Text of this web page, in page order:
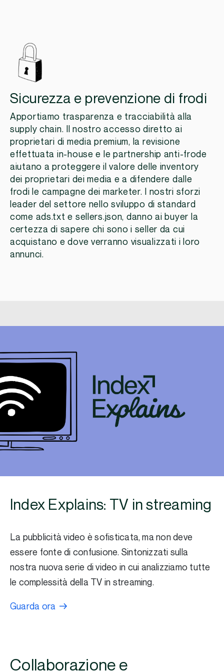
Sicurezza e prevenzione di frodi
Apportiamo trasparenza e tracciabilità alla
supply chain. Il nostro accesso diretto ai
proprietari di media premium, la revisione
effettuata in-house e le partnership anti-frode
aiutano a proteggere il valore delle inventory
dei proprietari dei media e a difendere dalle
frodi le campagne dei marketer. I nostri sforzi
leader del settore nello sviluppo di standard
come ads.txt e sellers.json, danno ai buyer la
certezza di sapere chi sono i seller da cui
acquistano e dove verranno visualizzati i loro
annunci.
Index Explains: TV in streaming
La pubblicità video è sofisticata, ma non deve
essere fonte di confusione. Sintonizzati sulla
nostra nuova serie di video in cui analizziamo tutte
le complessità della TV in streaming.
Guarda ora
Collaborazione e